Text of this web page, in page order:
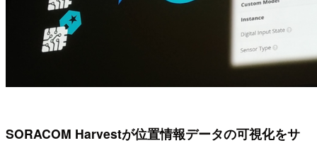
SORACOM Harvestが位置情報データの可視化をサ